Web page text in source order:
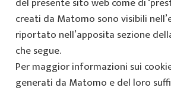
creati da Matomo sono visibili
riportato nell’apposita sezione
che segue.
Per maggior informazioni sui
generati da Matomo e del loro